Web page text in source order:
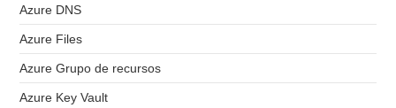
Azure DNS
Azure Files
Azure Grupo de recursos
Azure Key Vault